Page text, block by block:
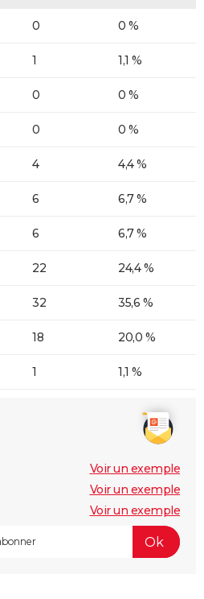
0 0 %
1 1,1 %
0 0 %
0 0 %
4 4,4 %
6 6,7 %
6 6,7 %
22 24,4 %
32 35,6 %
18 20,0 %
1 1,1 %
Voir un exemple
Voir un exemple
Voir un exemple